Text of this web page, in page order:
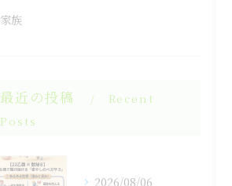
家族
最近の投稿
Recent
Posts
2026/08/06